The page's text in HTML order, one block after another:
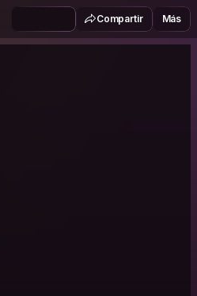
Compartir Más